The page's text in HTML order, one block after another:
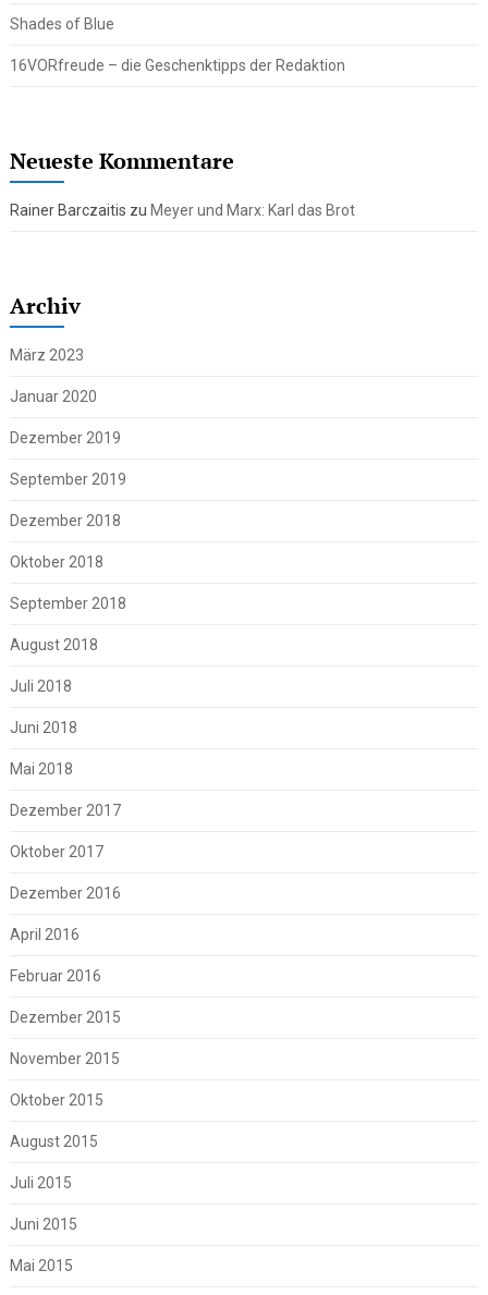
Shades of Blue
16VORfreude – die Geschenktipps der Redaktion
Neueste Kommentare
Rainer Barczaitis zu Meyer und Marx: Karl das Brot
Archiv
März 2023
Januar 2020
Dezember 2019
September 2019
Dezember 2018
Oktober 2018
September 2018
August 2018
Juli 2018
Juni 2018
Mai 2018
Dezember 2017
Oktober 2017
Dezember 2016
April 2016
Februar 2016
Dezember 2015
November 2015
Oktober 2015
August 2015
Juli 2015
Juni 2015
Mai 2015